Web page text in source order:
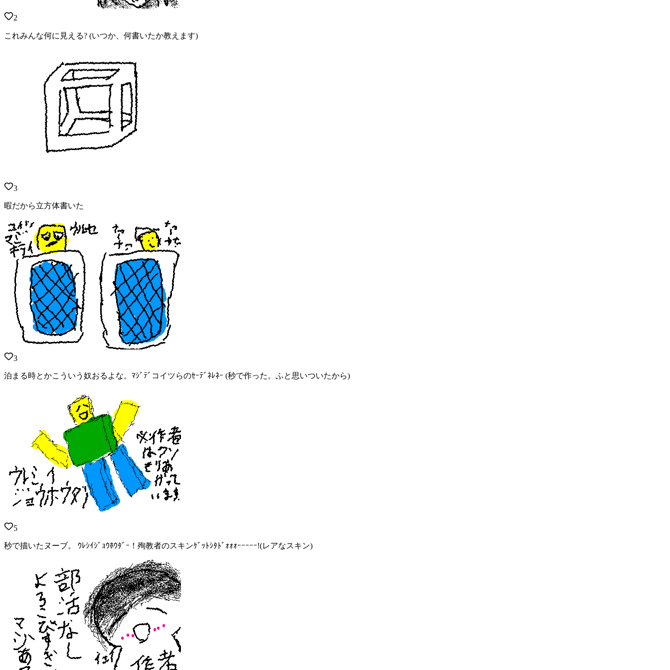
2
これみんな何に見える? (いつか、何書いたか教えます)
3
暇だから立方体書いた
3
泊まる時とかこういう奴おるよな。ﾏｼﾞﾃﾞコイツらのｾｰﾃﾞﾈﾚﾈｰ (秒で作った。ふと思いついたから)
5
秒で描いたヌーブ。 ｳﾚｼｲｼﾞｮｳﾎｳﾀﾞｰ！殉教者のスキンｹﾞｯﾄｼﾀﾄﾞｫｫｫｰｰｰｰｰ!(レアなスキン)